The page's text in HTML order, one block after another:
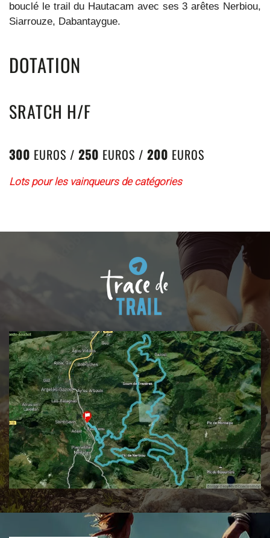
bouclé le trail du Hautacam avec ses 3 arêtes Nerbiou,
Siarrouze, Dabantaygue.
DOTATION
SRATCH H/F
300 EUROS / 250 EUROS / 200 EUROS
Lots pour les vainqueurs de catégories